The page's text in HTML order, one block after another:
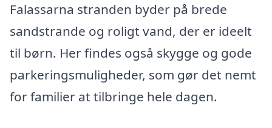
Falassarna stranden byder på brede
sandstrande og roligt vand, der er ideelt
til børn. Her findes også skygge og gode
parkeringsmuligheder, som gør det nemt
for familier at tilbringe hele dagen.